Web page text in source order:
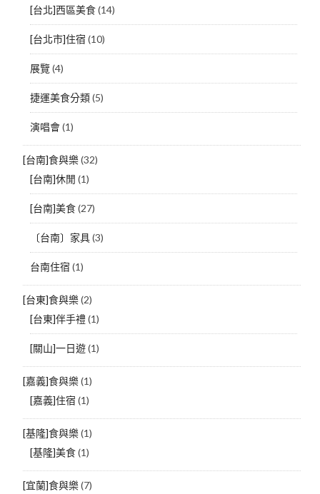
[台北]西區美食(14)
[台北市]住宿 (10)
展覽(4)
捷運美食分類(5)
演唱會(1)
[台南]食與樂(32)
[台南]休閒 (1)
[台南]美食(27)
〔台南〕家具(3)
台南住宿 (1)
[台東]食與樂(2)
[台東]伴手禮(1)
[關山]一日遊(1)
[嘉義]食與樂(1)
[嘉義]住宿 (1)
[基隆]食與樂(1)
[基隆]美食(1)
[宜蘭]食與樂(7)